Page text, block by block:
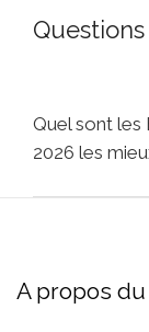
Quel sont les
2026 les
A propos